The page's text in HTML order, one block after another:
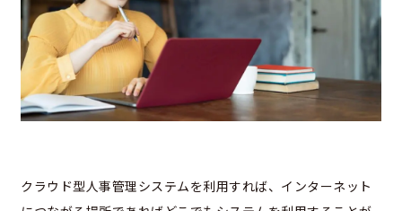
クラウド型人事管理システムを利用すれば、インターネット